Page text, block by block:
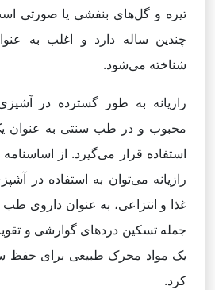
تیره و گل‌های بنفشی یا صورتی
چندین ساله دارد و اغلب به
شناخته می‌شود.
رازیانه به طور گسترده در
محبوب و در طب سنتی به عنوان
استفاده قرار می‌گیرد. از
رازیانه می‌توان به استفاده در
غذا و انتزاعی، به عنوان داروی
جمله تسکین دردهای گوارشی و
یک مواد محرک طبیعی برای حفظ
کرد.